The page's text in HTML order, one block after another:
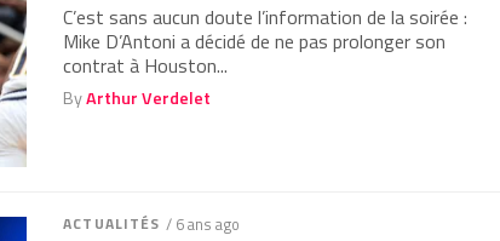
C’est sans aucun doute l’information de la soirée :
Mike D’Antoni a décidé de ne pas prolonger son
contrat à Houston...
ByArthur Verdelet
ACTUALITÉS / 6 ans ago